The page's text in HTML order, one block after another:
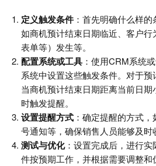
定义触发条件：首先明确什么样
如商机预计结束日期临近、客户
表单等）发生等。
配置系统或工具 ：使用CRM系统
系统中设置这些触发条件。对于
当商机预计结束日期距离当前日期
时触发提醒。
设置提醒方式 ：确定提醒的方式
号通知等，确保销售人员能够及时
测试与优化：设置完成后，进行
件按预期工作，并根据需要调整和